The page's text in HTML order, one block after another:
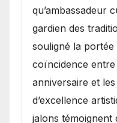
qu’ambassadeur
gardien des
souligné la
coïncidence
anniversaire et
d’excellence
jalons témoignent